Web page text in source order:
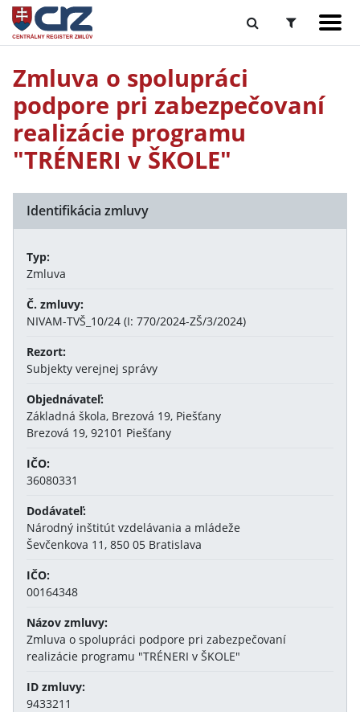
Zmluva o spolupráci
podpore pri zabezpečovaní
realizácie programu
"TRÉNERI v ŠKOLE"
Identifikácia zmluvy
Typ:
Zmluva
Č. zmluvy:
NIVAM-TVŠ_10/24 (I: 770/2024-ZŠ/3/2024)
Rezort:
Subjekty verejnej správy
Objednávateľ:
Základná škola, Brezová 19, Piešťany
Brezová 19, 92101 Piešťany
IČO:
36080331
Dodávateľ:
Národný inštitút vzdelávania a mládeže
Ševčenkova 11, 850 05 Bratislava
IČO:
00164348
Názov zmluvy:
Zmluva o spolupráci podpore pri zabezpečovaní
realizácie programu "TRÉNERI v ŠKOLE"
ID zmluvy:
9433211